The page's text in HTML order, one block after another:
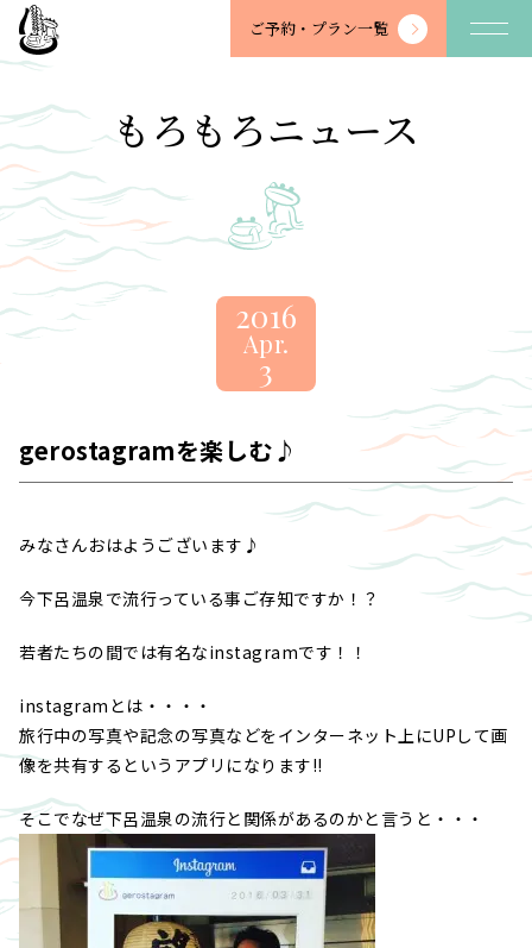
望
川
-
BOSENKAN
ご予約・ プラン一覧
もろもろニュース
2016
Apr.
3
gerostagramを楽しむ♪
みなさんおはようございます♪
今下呂温泉で流行っている事ご存知ですか！？
若者たちの間では有名なinstagramです！！
instagramとは・・・・
旅行中の写真や記念の写真などをインターネット上にUPして画
像を共有するというアプリになります!!
そこでなぜ下呂温泉の流行と関係があるのかと言うと・・・